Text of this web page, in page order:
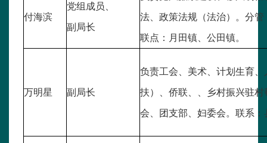
付海滨
党组成员、
副局长
法、政策法规（法治）。分
联点：月田镇、公田镇。
万明星 副局长
负责工会、美术、计划生育
扶）、侨联、、乡村振兴驻
会、团支部、妇委会。联系